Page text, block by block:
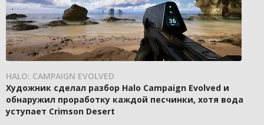
HALO: CAMPAIGN EVOLVED
Художник сделал разбор Halo Campaign Evolved и
обнаружил проработку каждой песчинки, хотя вода
уступает Crimson Desert